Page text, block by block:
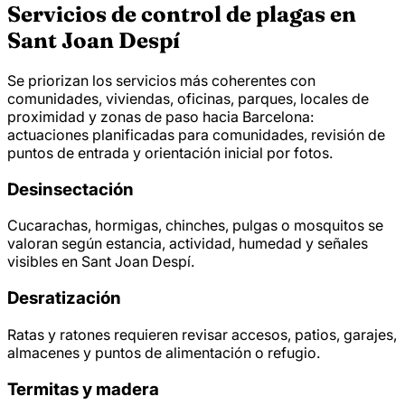
Servicios de control de plagas en
Sant Joan Despí
Se priorizan los servicios más coherentes con
comunidades, viviendas, oficinas, parques, locales de
proximidad y zonas de paso hacia Barcelona:
actuaciones planificadas para comunidades, revisión de
puntos de entrada y orientación inicial por fotos.
Desinsectación
Cucarachas, hormigas, chinches, pulgas o mosquitos se
valoran según estancia, actividad, humedad y señales
visibles en Sant Joan Despí.
Desratización
Ratas y ratones requieren revisar accesos, patios, garajes,
almacenes y puntos de alimentación o refugio.
Termitas y madera